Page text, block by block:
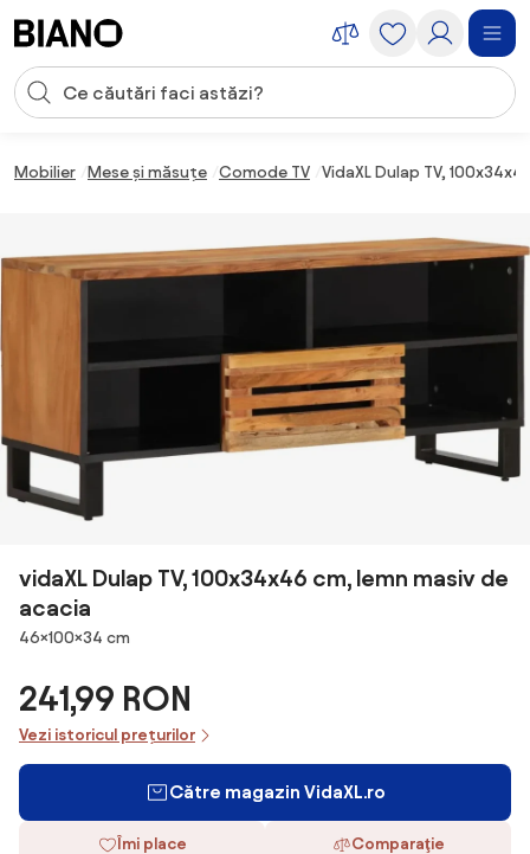
Introducerea căutării
Mobilier Mese și măsuțe Comode TV VidaXL Dulap TV,
vidaXL Dulap TV, 100x34x46 cm, lemn masiv de
acacia
Dimensiuni
46×100×34 cm
241,99 RON
Vezi istoricul prețurilor
Către magazin VidaXL.ro
Îmi place Comparaţie